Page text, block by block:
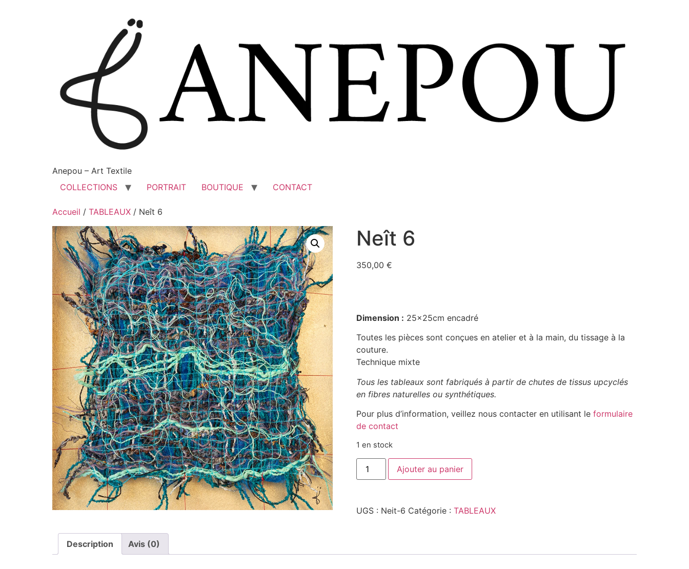
Anepou – Art Textile
COLLECTIONS
PORTRAIT BOUTIQUE CONTACT
Accueil / TABLEAUX / Neît 6
Neît 6
350,00 €
Dimension : 25x25cm encadré
Toutes les pièces sont conçues en atelier et à la main, du tissage à la
couture.
Technique mixte
Tous les tableaux sont fabriqués à partir de chutes de tissus upcyclés
en fibres naturelles ou synthétiques.
Pour plus d’information, veillez nous contacter en utilisant le formulaire
de contact
1 en stock
Ajouter au panier
UGS : Neit-6 Catégorie : TABLEAUX
Description Avis (0)